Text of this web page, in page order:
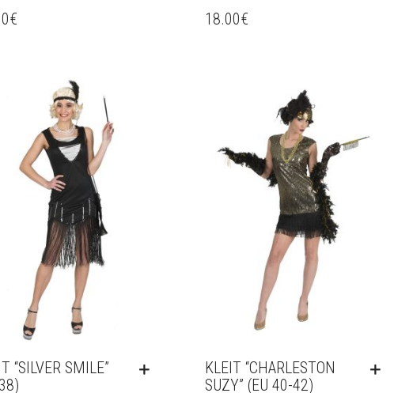
€ 18.00€
“SILVER SMILE”
KLEIT “CHARLESTON
SUZY” (EU 40-42)